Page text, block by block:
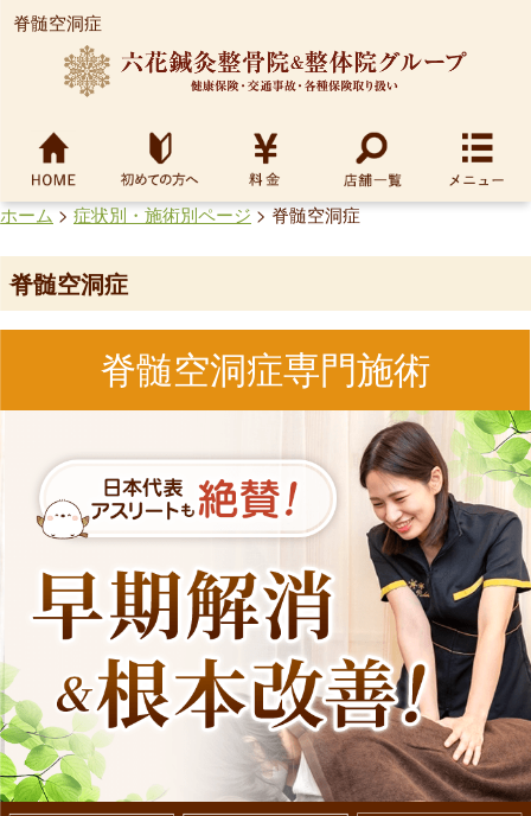
脊髄空洞症
ホーム>症状別・施術別ページ>脊髄空洞症
脊髄空洞症
脊髄空洞症専門施術